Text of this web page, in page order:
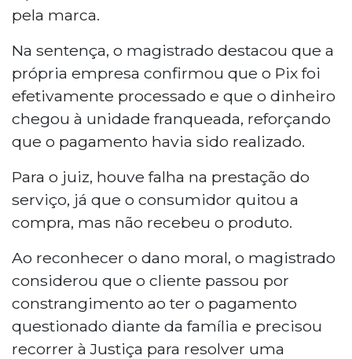
pela marca.
Na sentença, o magistrado destacou que a
própria empresa confirmou que o Pix foi
efetivamente processado e que o dinheiro
chegou à unidade franqueada, reforçando
que o pagamento havia sido realizado.
Para o juiz, houve falha na prestação do
serviço, já que o consumidor quitou a
compra, mas não recebeu o produto.
Ao reconhecer o dano moral, o magistrado
considerou que o cliente passou por
constrangimento ao ter o pagamento
questionado diante da família e precisou
recorrer à Justiça para resolver uma